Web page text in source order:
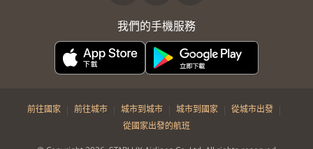
我們的手機服務
前往國家 | 前往城市 | 城市到城市 | 城市到國家 | 從城市出發 |
從國家出發的航班